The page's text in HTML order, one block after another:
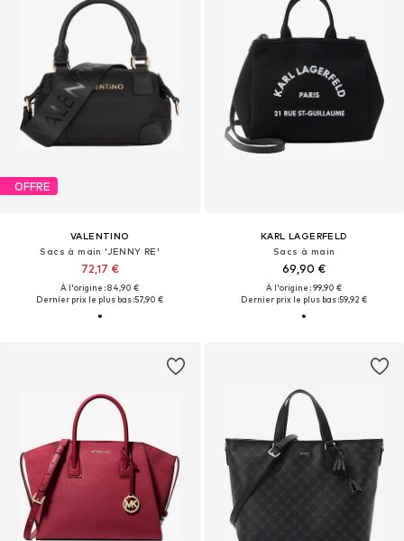
OFFRE
VALENTINO
Sacs à main 'JENNY RE'
72,17 €
À l'origine : 84,90 €
Dernier prix le plus bas :57,90 €
KARL LAGERFELD
Sacs à main
69,90 €
À l'origine : 99,90 €
Dernier prix le plus bas :59,92 €